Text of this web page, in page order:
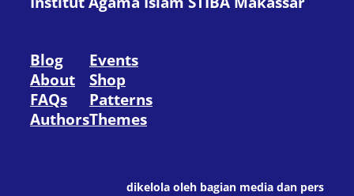
Blog
About
FAQs
Authors
Events
Shop
Patterns
Themes
dikelola oleh bagian media dan pers